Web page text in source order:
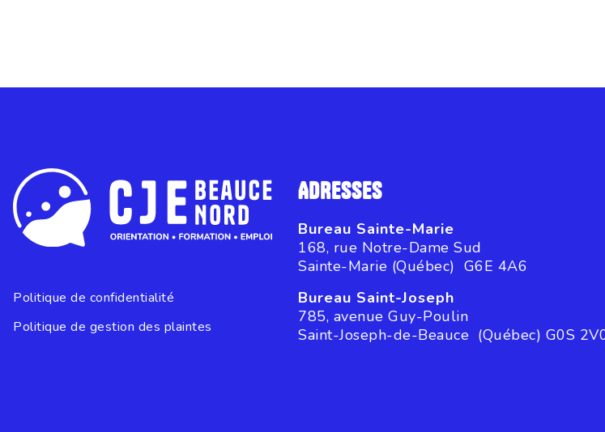
Politique de confidentialité
Politique de gestion des plaintes
ADRESSES
Bureau Sainte-Marie
168, rue Notre-Dame Sud
Sainte-Marie (Québec) G6E 4A6
Bureau Saint-Joseph
785, avenue Guy-Poulin
Saint-Joseph-de-Beauce (Québec) G0S